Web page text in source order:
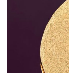
tempo. Non si
ovviamente, e
la curva siano
i meno attenti
gioco c’è
A volte con